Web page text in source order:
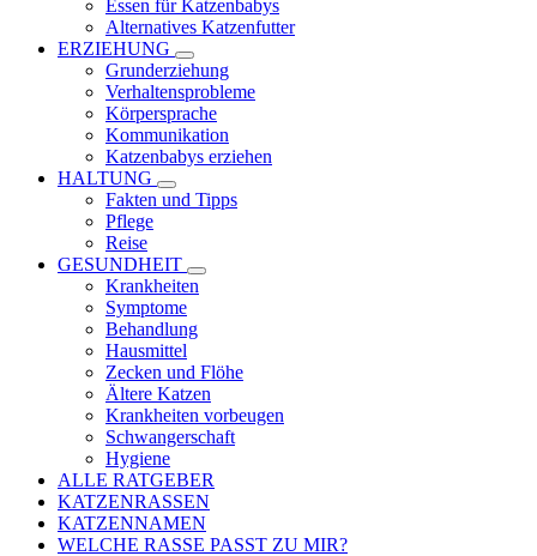
Essen für Katzenbabys
Alternatives Katzenfutter
ERZIEHUNG
Grunderziehung
Verhaltensprobleme
Körpersprache
Kommunikation
Katzenbabys erziehen
HALTUNG
Fakten und Tipps
Pflege
Reise
GESUNDHEIT
Krankheiten
Symptome
Behandlung
Hausmittel
Zecken und Flöhe
Ältere Katzen
Krankheiten vorbeugen
Schwangerschaft
Hygiene
ALLE RATGEBER
KATZENRASSEN
KATZENNAMEN
WELCHE RASSE PASST ZU MIR?